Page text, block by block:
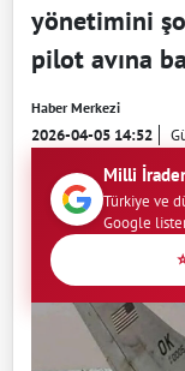
yönetimini
pilot avına
Haber Merkezi
2026-04-05 14:52
Milli
Türkiye ve
Google